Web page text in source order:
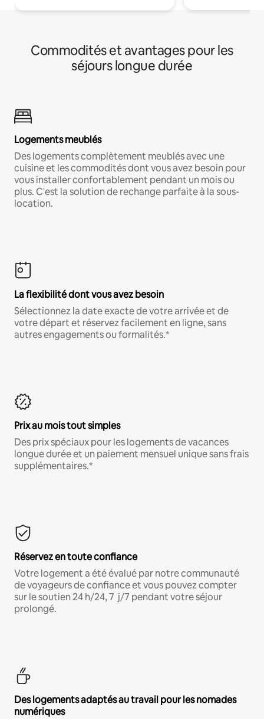
Commodités et avantages pour les
séjours longue durée
Logements meublés
Des logements complètement meublés avec une
cuisine et les commodités dont vous avez besoin pour
vous installer confortablement pendant un mois ou
plus. C'est la solution de rechange parfaite à la sous-
location.
La flexibilité dont vous avez besoin
Sélectionnez la date exacte de votre arrivée et de
votre départ et réservez facilement en ligne, sans
autres engagements ou formalités.*
Prix au mois tout simples
Des prix spéciaux pour les logements de vacances
longue durée et un paiement mensuel unique sans frais
supplémentaires.*
Réservez en toute confiance
Votre logement a été évalué par notre communauté
de voyageurs de confiance et vous pouvez compter
sur le soutien 24 h/24, 7 j/7 pendant votre séjour
prolongé.
Des logements adaptés au travail pour les nomades
numériques